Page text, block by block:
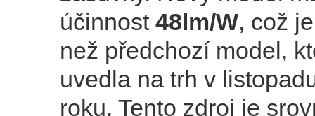
účinnost 48lm/W, což
než předchozí model,
uvedla na trh v
roku. Tento zdroj je